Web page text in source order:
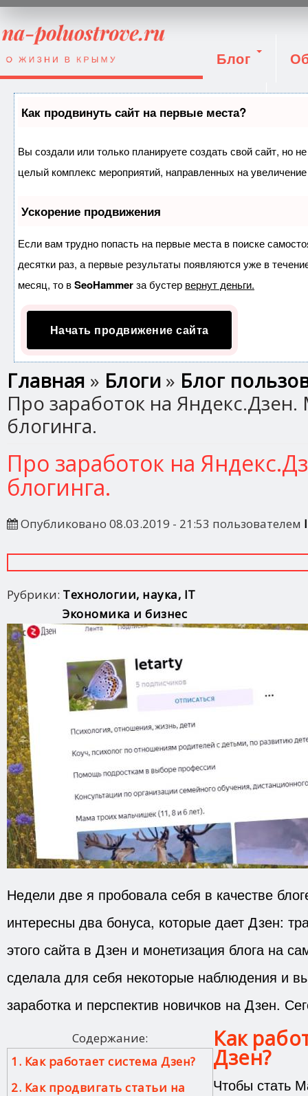
Блог
Вход
Как продвинуть сайт на первые места?
Вы создали или только планируете создать свой сайт, но
целый комплекс мероприятий, направленных на
Ускорение продвижения
Если вам трудно попасть на первые места в поиске
десятки раз, а первые результаты появляются уже в
месяц, то вSeoHammerза бустер вернут деньги.
Начать продвижение сайта
Вы здесь
Главная » Блоги » Блог
Про заработок на
блогинга.
Про заработок на
блогинга.
Опубликовано 08.03.2019 - 21:53 пользователем
Рубрики: Технологии, наука, IT
Экономика и бизнес
Недели две я пробовала себя в качестве
интересны два бонуса, которые дает Дзен:
этого сайта в Дзен и монетизация блога на
сделала для себя некоторые наблюдения и
заработка и перспектив новичков на Дзен.
Содержание:
1. Как работает система Дзен?
2. Как продвигать статьи на
Как
Дзен?
Чтобы стать